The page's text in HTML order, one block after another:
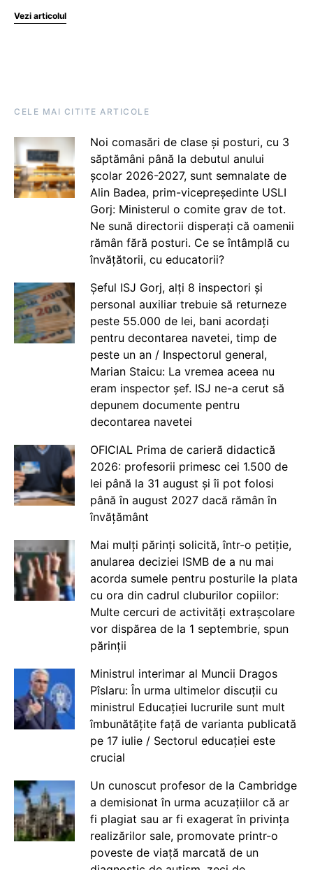
Vezi articolul
CELE MAI CITITE ARTICOLE
Noi comasări de clase și posturi, cu 3
săptămâni până la debutul anului
școlar 2026-2027, sunt semnalate de
Alin Badea, prim-vicepreședinte USLI
Gorj: Ministerul o comite grav de tot.
Ne sună directorii disperați că oamenii
rămân fără posturi. Ce se întâmplă cu
învățătorii, cu educatorii?
Șeful ISJ Gorj, alți 8 inspectori și
personal auxiliar trebuie să returneze
peste 55.000 de lei, bani acordați
pentru decontarea navetei, timp de
peste un an / Inspectorul general,
Marian Staicu: La vremea aceea nu
eram inspector șef. ISJ ne-a cerut să
depunem documente pentru
decontarea navetei
OFICIAL Prima de carieră didactică
2026: profesorii primesc cei 1.500 de
lei până la 31 august și îi pot folosi
până în august 2027 dacă rămân în
învățământ
Mai mulți părinți solicită, într-o petiție,
anularea deciziei ISMB de a nu mai
acorda sumele pentru posturile la plata
cu ora din cadrul cluburilor copiilor:
Multe cercuri de activități extrașcolare
vor dispărea de la 1 septembrie, spun
părinții
Ministrul interimar al Muncii Dragos
Pîslaru: În urma ultimelor discuții cu
ministrul Educației lucrurile sunt mult
îmbunătățite față de varianta publicată
pe 17 iulie / Sectorul educației este
crucial
Un cunoscut profesor de la Cambridge
a demisionat în urma acuzațiilor că ar
fi plagiat sau ar fi exagerat în privința
realizărilor sale, promovate printr-o
poveste de viață marcată de un